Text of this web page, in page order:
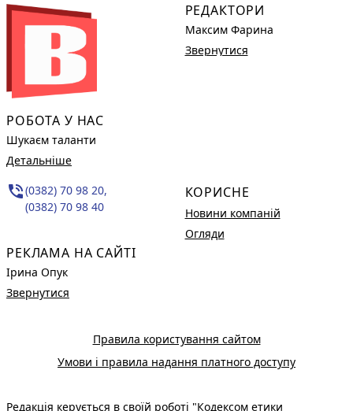
РОБОТА У НАС
Шукаєм таланти
Детальніше
phone_in_talk(0382) 70 98 20,
(0382) 70 98 40
РЕКЛАМА НА САЙТІ
Ірина Опук
Звернутися
РЕДАКТОРИ
Максим Фарина
Звернутися
КОРИСНЕ
Новини компаній
Огляди
Правила користування сайтом
Умови і правила надання платного доступу
Редакція керується в своїй роботі "Кодексом етики